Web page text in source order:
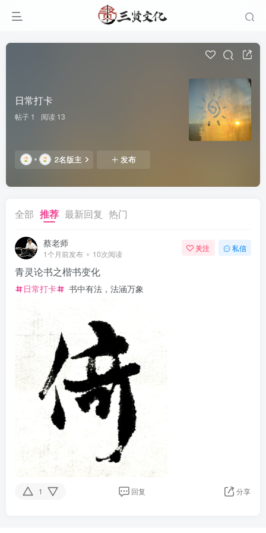
日常打卡
帖子 1 阅读 13
2名版主 发布
全部 推荐 最新回复 热门
蔡老师
1个月前发布 10次阅读
关注 私信
青灵论书之楷书变化
日常打卡 书中有法，法涵万象
1 回复 分享